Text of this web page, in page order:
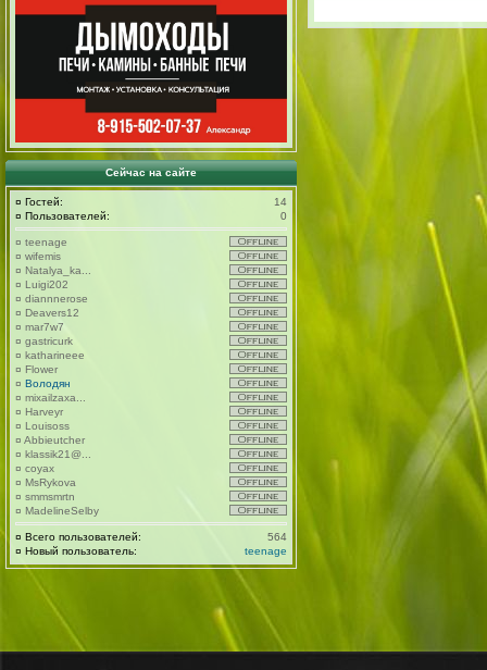
Сейчас на сайте
¤ Гостей:
14
¤ Пользователей: 0
¤ teenage
¤ wifemis
¤ Natalya_ka...
¤ Luigi202
¤ diannnerose
¤ Deavers12
¤ mar7w7
¤ gastricurk
¤ katharineee
¤ Flower
¤ Володян
¤ mixailzaxa...
¤ Harveyr
¤ Louisoss
¤ Abbieutcher
¤ klassik21@...
¤ coyax
¤ MsRykova
¤ smmsmrtn
¤ MadelineSelby
¤ Всего пользователей:
564
¤ Новый пользователь: teenage